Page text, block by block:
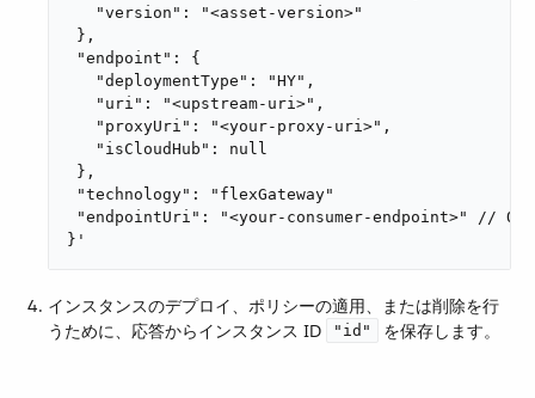
   "version": "<asset-version>"
},
"endpoint": {
   "deploymentType": "HY",
   "uri": "<upstream-uri>",
   "proxyUri": "<your-proxy-uri>",
   "isCloudHub": null
},
"technology": "flexGateway"
"endpointUri": "<your-consumer-endpoint>" //
}'
インスタンスのデプロイ、ポリシーの適用、または削除を行
うために、応答からインスタンス ID ​
"id" ​ を保存します。